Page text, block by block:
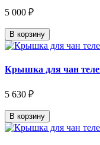
5 000 ₽
В корзину
Крышка для чан
5 630 ₽
В корзину